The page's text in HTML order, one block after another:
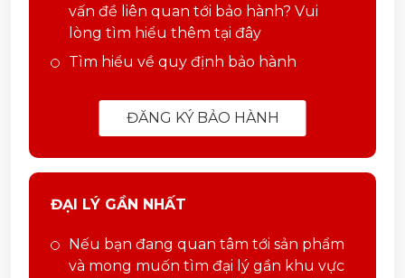
vấn đề liên quan tới bảo hành? Vui
lòng tìm hiểu thêm tại đây
Tìm hiểu về quy định bảo hành
ĐĂNG KÝ BẢO HÀNH
ĐẠI LÝ GẦN NHẤT
Nếu bạn đang quan tâm tới sản phẩm
và mong muốn tìm đại lý gần khu vực